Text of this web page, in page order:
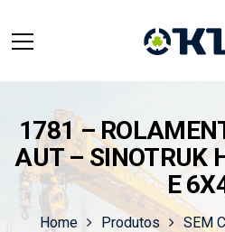
1781 –
AUT – SINOTRUK
E
Home Produtos SEM